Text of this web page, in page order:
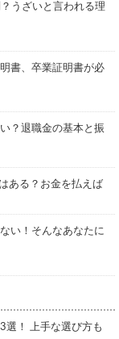
うざいと言われる理
書、卒業証明書が必
？退職金の基本と振
ある？お金を払えば
い！そんなあなたに
選！ 上手な選び方も